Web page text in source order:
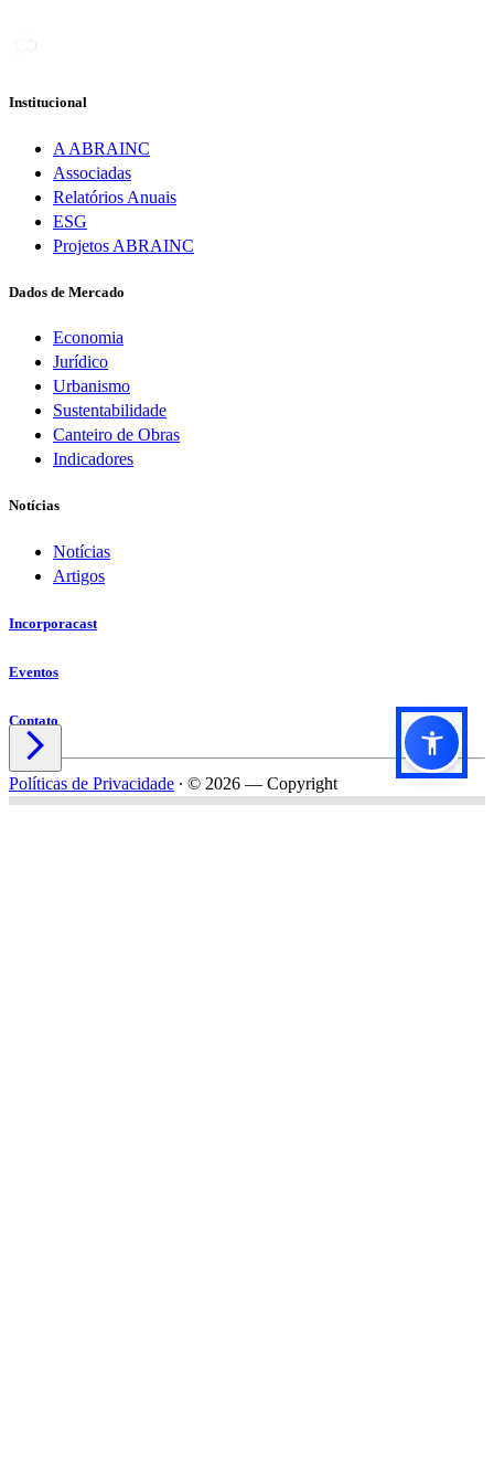
Institucional
A ABRAINC
Associadas
Relatórios Anuais
ESG
Projetos ABRAINC
Dados de Mercado
Economia
Jurídico
Urbanismo
Sustentabilidade
Canteiro de Obras
Indicadores
Notícias
Notícias
Artigos
Incorporacast
Eventos
Contato

Políticas de Privacidade ∙ © 2026 — Copyright